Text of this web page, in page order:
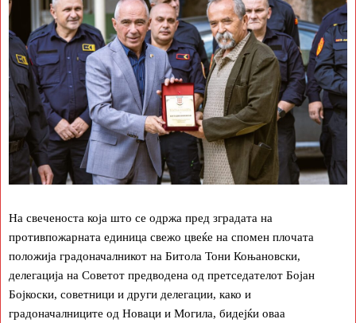
На свеченоста која што се одржа пред зградата на
противпожарната единица свежо цвеќе на спомен плочата
положија градоначалникот на Битола Тони Коњановски,
делегација на Советот предводена од претседателот Бојан
Бојкоски, советници и други делегации, како и
градоначалниците од Новаци и Могила, бидејќи оваа